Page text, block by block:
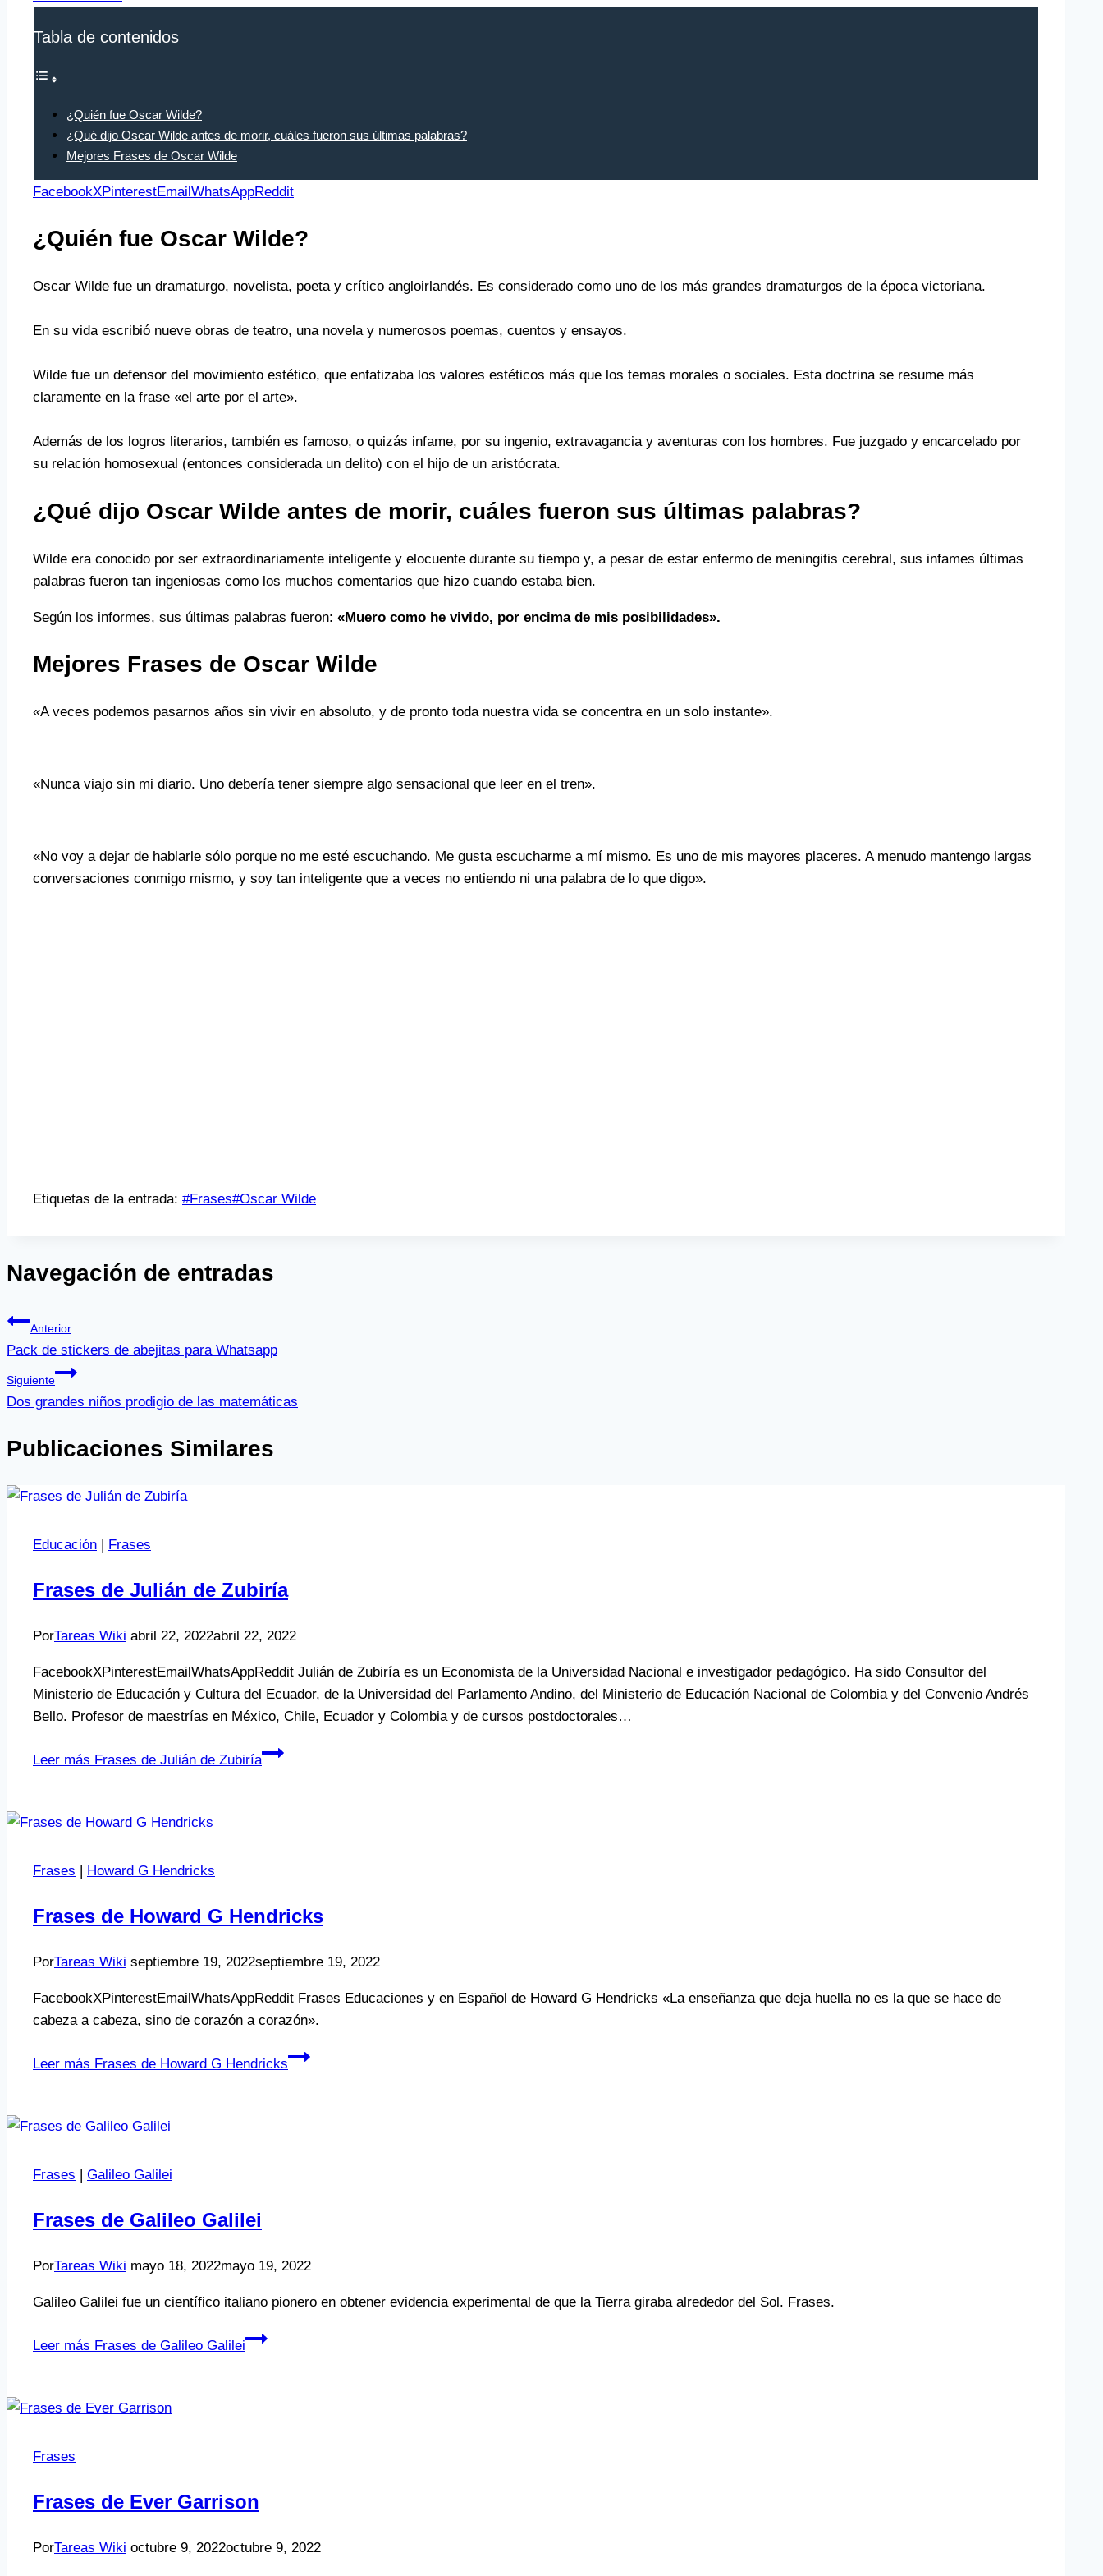
Tabla de contenidos
¿Quién fue Oscar Wilde?
¿Qué dijo Oscar Wilde antes de morir, cuáles fueron sus últimas palabras?
Mejores Frases de Oscar Wilde
FacebookXPinterestEmailWhatsAppReddit
¿Quién fue Oscar Wilde?
Oscar Wilde fue un dramaturgo, novelista, poeta y crítico angloirlandés. Es considerado como uno de los más grandes dramaturgos de la época victoriana.
En su vida escribió nueve obras de teatro, una novela y numerosos poemas, cuentos y ensayos.
Wilde fue un defensor del movimiento estético, que enfatizaba los valores estéticos más que los temas morales o sociales. Esta doctrina se resume más
claramente en la frase «el arte por el arte».
Además de los logros literarios, también es famoso, o quizás infame, por su ingenio, extravagancia y aventuras con los hombres. Fue juzgado y encarcelado por
su relación homosexual (entonces considerada un delito) con el hijo de un aristócrata.
¿Qué dijo Oscar Wilde antes de morir, cuáles fueron sus últimas palabras?
Wilde era conocido por ser extraordinariamente inteligente y elocuente durante su tiempo y, a pesar de estar enfermo de meningitis cerebral, sus infames últimas
palabras fueron tan ingeniosas como los muchos comentarios que hizo cuando estaba bien.
Según los informes, sus últimas palabras fueron: «Muero como he vivido, por encima de mis posibilidades».
Mejores Frases de Oscar Wilde
«A veces podemos pasarnos años sin vivir en absoluto, y de pronto toda nuestra vida se concentra en un solo instante».
«Nunca viajo sin mi diario. Uno debería tener siempre algo sensacional que leer en el tren».
«No voy a dejar de hablarle sólo porque no me esté escuchando. Me gusta escucharme a mí mismo. Es uno de mis mayores placeres. A menudo mantengo largas
conversaciones conmigo mismo, y soy tan inteligente que a veces no entiendo ni una palabra de lo que digo».
Etiquetas de la entrada: #Frases#Oscar Wilde
Navegación de entradas
Anterior
Pack de stickers de abejitas para Whatsapp
Siguiente
Dos grandes niños prodigio de las matemáticas
Publicaciones Similares
Educación Frases
Frases de Julián de Zubiría
PorTareas Wiki abril 22, 2022abril 22, 2022
FacebookXPinterestEmailWhatsAppReddit Julián de Zubiría es un Economista de la Universidad Nacional e investigador pedagógico. Ha sido Consultor del
Ministerio de Educación y Cultura del Ecuador, de la Universidad del Parlamento Andino, del Ministerio de Educación Nacional de Colombia y del Convenio Andrés
Bello. Profesor de maestrías en México, Chile, Ecuador y Colombia y de cursos postdoctorales…
Leer más Frases de Julián de Zubiría
Frases Howard G Hendricks
Frases de Howard G Hendricks
PorTareas Wiki septiembre 19, 2022septiembre 19, 2022
FacebookXPinterestEmailWhatsAppReddit Frases Educaciones y en Español de Howard G Hendricks «La enseñanza que deja huella no es la que se hace de
cabeza a cabeza, sino de corazón a corazón».
Leer más Frases de Howard G Hendricks
Frases Galileo Galilei
Frases de Galileo Galilei
PorTareas Wiki mayo 18, 2022mayo 19, 2022
Galileo Galilei fue un científico italiano pionero en obtener evidencia experimental de que la Tierra giraba alrededor del Sol. Frases.
Leer más Frases de Galileo Galilei
Frases
Frases de Ever Garrison
PorTareas Wiki octubre 9, 2022octubre 9, 2022